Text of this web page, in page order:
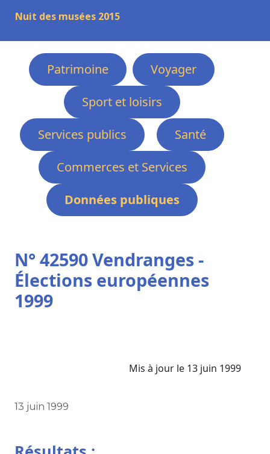
Nuit des musées 2015
Patrimoine
Voyager
Sport et loisirs
Services publics
Santé
Commerces et Services
Données publiques
N° 42590 Vendranges -
Élections européennes
1999
Mis à jour le 13 juin 1999
13 juin 1999